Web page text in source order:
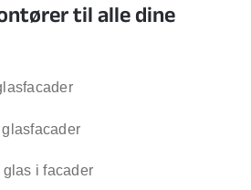
til alle dine
i facader